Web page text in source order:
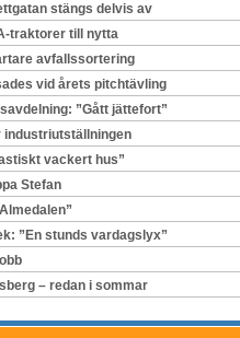
stängs delvis av
traktorer till nytta
avfallssortering
vid årets pitchtävling
”Gått jättefort”
industriutställningen
vackert hus”
Stefan
”En stunds vardagslyx”
– redan i sommar